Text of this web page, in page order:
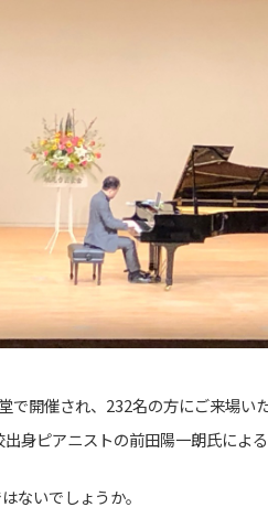
開催され、232名の方にご来場い
身ピアニストの前田陽一朗氏によ
ないでしょうか。